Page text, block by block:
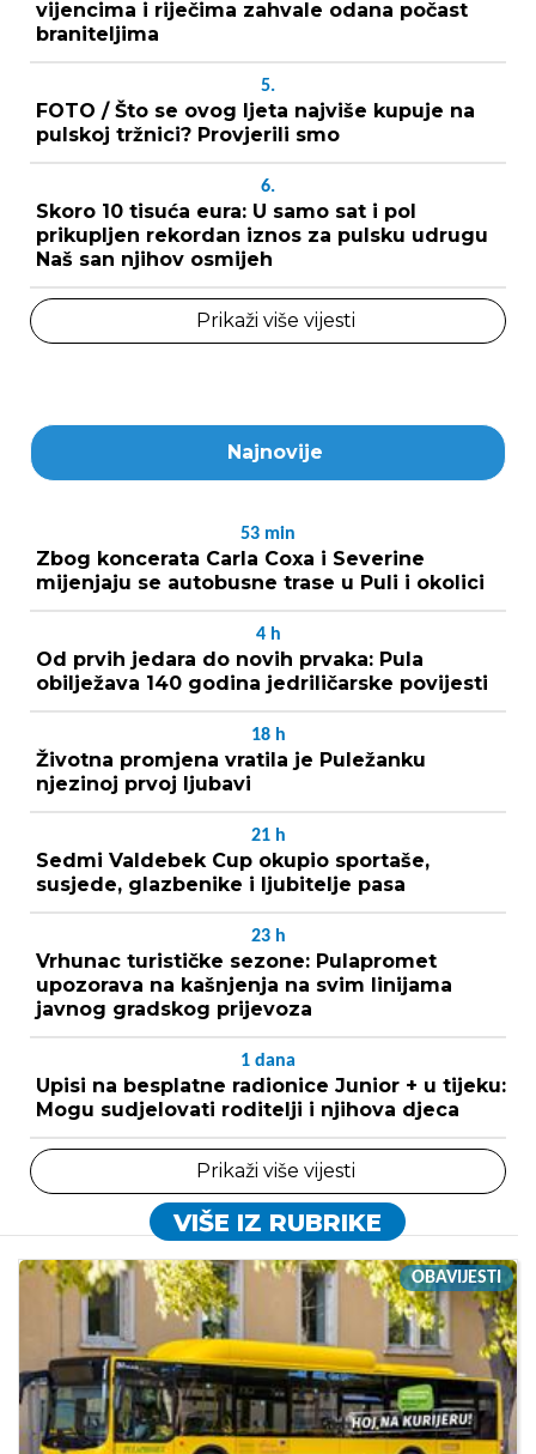
vijencima i riječima zahvale odana počast
braniteljima
5.
FOTO / Što se ovog ljeta najviše kupuje na
pulskoj tržnici? Provjerili smo
6.
Skoro 10 tisuća eura: U samo sat i pol
prikupljen rekordan iznos za pulsku udrugu
Naš san njihov osmijeh
Prikaži više vijesti
Najnovije
53 min
Zbog koncerata Carla Coxa i Severine
mijenjaju se autobusne trase u Puli i okolici
4 h
Od prvih jedara do novih prvaka: Pula
obilježava 140 godina jedriličarske povijesti
18 h
Životna promjena vratila je Puležanku
njezinoj prvoj ljubavi
21 h
Sedmi Valdebek Cup okupio sportaše,
susjede, glazbenike i ljubitelje pasa
23 h
Vrhunac turističke sezone: Pulapromet
upozorava na kašnjenja na svim linijama
javnog gradskog prijevoza
1 dana
Upisi na besplatne radionice Junior + u tijeku:
Mogu sudjelovati roditelji i njihova djeca
Prikaži više vijesti
VIŠE IZ RUBRIKE
OBAVIJESTI